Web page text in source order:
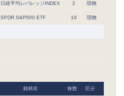
日経平均レバレッジINDEX 2 現物
SPDR S&P500 ETF 10 現物
銘柄名 株数 区分 取得単価